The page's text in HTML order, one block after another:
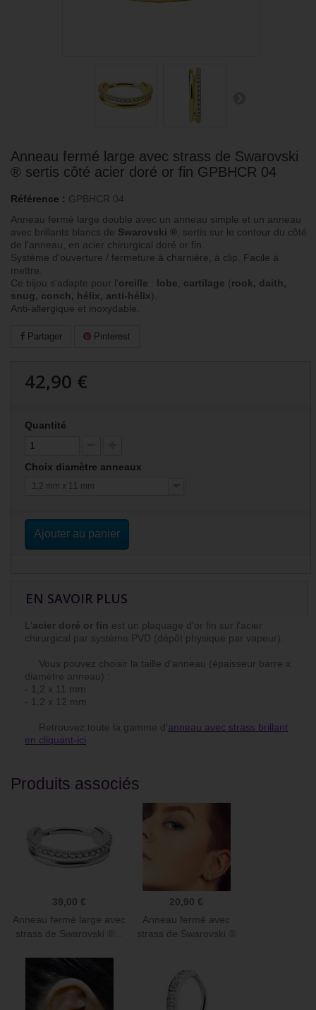
Anneau fermé large avec strass de Swarovski
® sertis côté acier doré or fin GPBHCR 04
Référence : GPBHCR 04
Anneau fermé large double avec un anneau simple et un anneau
avec brillants blancs de Swarovski ® , sertis sur le contour du côté
de l'anneau, en acier chirurgical doré or fin.
Système d'ouverture / fermeture à charnière, à clip. Facile à
mettre.
Ce bijou s'adapte pour l'oreille lobe cartilage (rook, daith,
snug, conch, hélix, anti-hélix).
Anti-allergique et inoxydable.
Partager Pinterest
42,90 €
Quantité
Choix diamètre anneaux
1,2 mm x 11 mm
Ajouter au panier
EN SAVOIR PLUS
L'acier doré or fin est un plaquage d'or fin sur l'acier
chirurgical par système PVD (dépôt physique par vapeur).
Vous pouvez choisir la taille d'anneau (épaisseur barre x
diamètre anneau) :
- 1,2 x 11 mm
- 1,2 x 12 mm
Retrouvez toute la gamme d'anneau avec strass brillant
en cliquant-ici
Produits associés
39,00 €
Anneau fermé large avec
strass de Swarovski ®...
20,90 €
Anneau fermé avec
strass de Swarovski ®